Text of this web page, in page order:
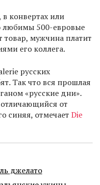
конвертах или
любимы 500-евровые
мужчина платит
его коллега.
русских
Так что вся прошлая
«русские дни».
от
синяя, отмечает Die
джелато